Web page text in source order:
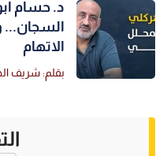
د. حسام
السجان...
الاتهام
بقلم: شريف